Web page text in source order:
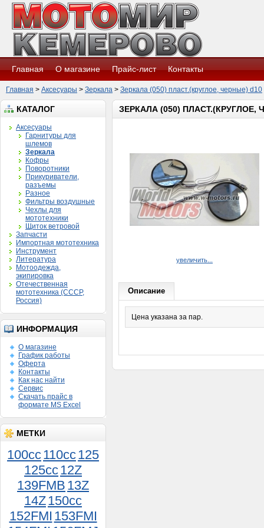
Главная О магазине Прайс-лист Контакты
Главная > Аксесуары > Зеркала > Зеркала (050) пласт.(круглое, черные) d10
КАТАЛОГ
Аксесуары
Гарнитуры для
шлемов
Зеркала
Кофры
Поворотники
Прикуриватели,
разъемы
Разное
Фильтры воздушные
Чехлы для
мототехники
Щиток ветровой
Запчасти
Импортная мототехника
Инструмент
Литература
Мотоодежда,
экипировка
Отечественная
мототехника (СССР,
Россия)
ИНФОРМАЦИЯ
О магазине
График работы
Оферта
Контакты
Как нас найти
Сервис
Скачать прайс в
формате MS Excel
МЕТКИ
100cc110cc125
125cc12Z
139FMB 13Z
14Z150сс
152FMI 153FMI
ЗЕРКАЛА (050) ПЛАСТ.(КРУГЛОЕ,
увеличить...
Описание
Цена указана за пар.